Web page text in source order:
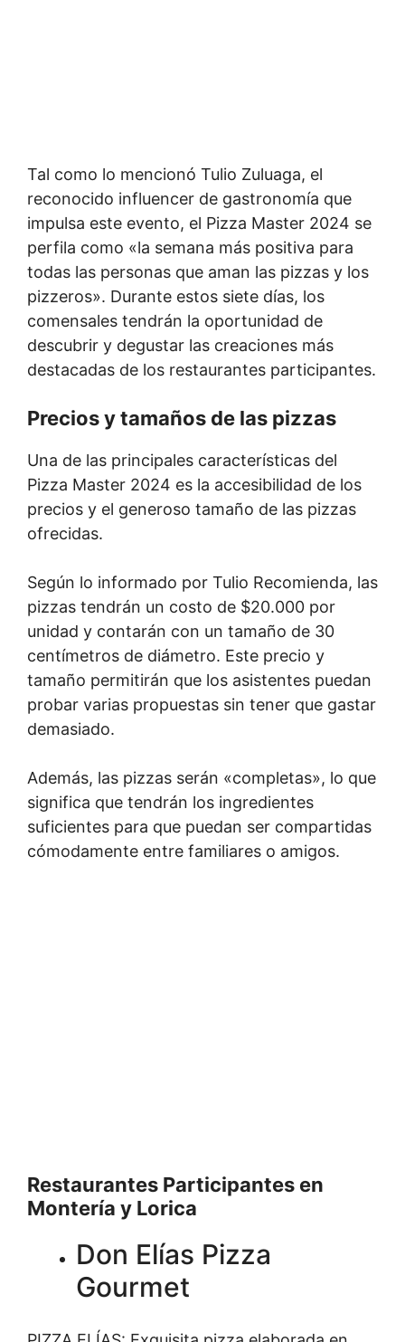
Tal como lo mencionó Tulio Zuluaga, el
reconocido influencer de gastronomía que
impulsa este evento, el Pizza Master 2024 se
perfila como «la semana más positiva para
todas las personas que aman las pizzas y los
pizzeros». Durante estos siete días, los
comensales tendrán la oportunidad de
descubrir y degustar las creaciones más
destacadas de los restaurantes participantes.
Precios y tamaños de las pizzas
Una de las principales características del
Pizza Master 2024 es la accesibilidad de los
precios y el generoso tamaño de las pizzas
ofrecidas.
Según lo informado por Tulio Recomienda, las
pizzas tendrán un costo de $20.000 por
unidad y contarán con un tamaño de 30
centímetros de diámetro. Este precio y
tamaño permitirán que los asistentes puedan
probar varias propuestas sin tener que gastar
demasiado.
Además, las pizzas serán «completas», lo que
significa que tendrán los ingredientes
suficientes para que puedan ser compartidas
cómodamente entre familiares o amigos.
Restaurantes Participantes en
Montería y Lorica
Don Elías Pizza
Gourmet